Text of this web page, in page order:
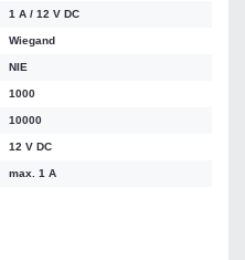
1 A / 12 V DC
Wiegand
NIE
1000
10000
12 V DC
max. 1 A